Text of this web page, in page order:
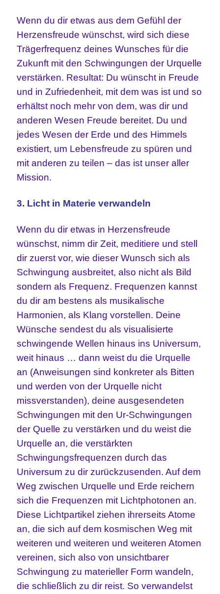
Wenn du dir etwas aus dem Gefühl der
Herzensfreude wünschst, wird sich diese
Trägerfrequenz deines Wunsches für die
Zukunft mit den Schwingungen der Urquelle
verstärken. Resultat: Du wünscht in Freude
und in Zufriedenheit, mit dem was ist und so
erhältst noch mehr von dem, was dir und
anderen Wesen Freude bereitet. Du und
jedes Wesen der Erde und des Himmels
existiert, um Lebensfreude zu spüren und
mit anderen zu teilen – das ist unser aller
Mission.
3. Licht in Materie verwandeln
Wenn du dir etwas in Herzensfreude
wünschst, nimm dir Zeit, meditiere und stell
dir zuerst vor, wie dieser Wunsch sich als
Schwingung ausbreitet, also nicht als Bild
sondern als Frequenz. Frequenzen kannst
du dir am bestens als musikalische
Harmonien, als Klang vorstellen. Deine
Wünsche sendest du als visualisierte
schwingende Wellen hinaus ins Universum,
weit hinaus … dann weist du die Urquelle
an (Anweisungen sind konkreter als Bitten
und werden von der Urquelle nicht
missverstanden), deine ausgesendeten
Schwingungen mit den Ur-Schwingungen
der Quelle zu verstärken und du weist die
Urquelle an, die verstärkten
Schwingungsfrequenzen durch das
Universum zu dir zurückzusenden. Auf dem
Weg zwischen Urquelle und Erde reichern
sich die Frequenzen mit Lichtphotonen an.
Diese Lichtpartikel ziehen ihrerseits Atome
an, die sich auf dem kosmischen Weg mit
weiteren und weiteren und weiteren Atomen
vereinen, sich also von unsichtbarer
Schwingung zu materieller Form wandeln,
die schließlich zu dir reist. So verwandelst